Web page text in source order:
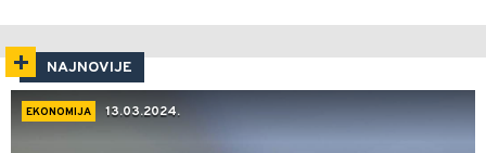
NAJNOVIJE
EKONOMIJA 13.03.2024.